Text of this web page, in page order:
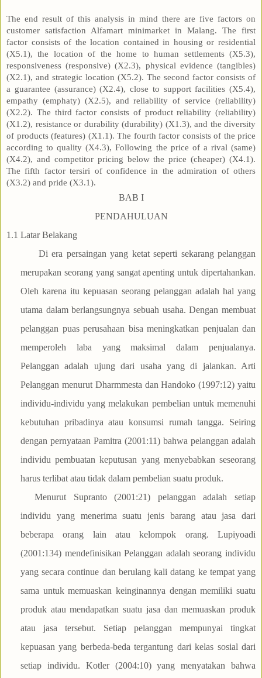
The end result of this analysis in mind there are five factors on
customer satisfaction Alfamart minimarket in Malang. The first
factor consists of the location contained in housing or residential
(X5.1), the location of the home to human settlements (X5.3),
responsiveness (responsive) (X2.3), physical evidence (tangibles)
(X2.1), and strategic location (X5.2). The second factor consists of
a guarantee (assurance) (X2.4), close to support facilities (X5.4),
empathy (emphaty) (X2.5), and reliability of service (reliability)
(X2.2). The third factor consists of product reliability (reliability)
(X1.2), resistance or durability (durability) (X1.3), and the diversity
of products (features) (X1.1). The fourth factor consists of the price
according to quality (X4.3), Following the price of a rival (same)
(X4.2), and competitor pricing below the price (cheaper) (X4.1).
The fifth factor tersiri of confidence in the admiration of others
(X3.2) and pride (X3.1).
BAB I
PENDAHULUAN
1.1 Latar Belakang
Di era persaingan yang ketat seperti sekarang pelanggan
merupakan seorang yang sangat apenting untuk dipertahankan.
Oleh karena itu kepuasan seorang pelanggan adalah hal yang
utama dalam berlangsungnya sebuah usaha. Dengan membuat
pelanggan puas perusahaan bisa meningkatkan penjualan dan
memperoleh laba yang maksimal dalam penjualanya.
Pelanggan adalah ujung dari usaha yang di jalankan. Arti
Pelanggan menurut Dharmmesta dan Handoko (1997:12) yaitu
individu-individu yang melakukan pembelian untuk memenuhi
kebutuhan pribadinya atau konsumsi rumah tangga. Seiring
dengan pernyataan Pamitra (2001:11) bahwa pelanggan adalah
individu pembuatan keputusan yang menyebabkan seseorang
harus terlibat atau tidak dalam pembelian suatu produk.
Menurut Supranto (2001:21) pelanggan adalah setiap
individu yang menerima suatu jenis barang atau jasa dari
beberapa orang lain atau kelompok orang. Lupiyoadi
(2001:134) mendefinisikan Pelanggan adalah seorang individu
yang secara continue dan berulang kali datang ke tempat yang
sama untuk memuaskan keinginannya dengan memiliki suatu
produk atau mendapatkan suatu jasa dan memuaskan produk
atau jasa tersebut. Setiap pelanggan mempunyai tingkat
kepuasan yang berbeda-beda tergantung dari kelas sosial dari
setiap individu. Kotler (2004:10) yang menyatakan bahwa